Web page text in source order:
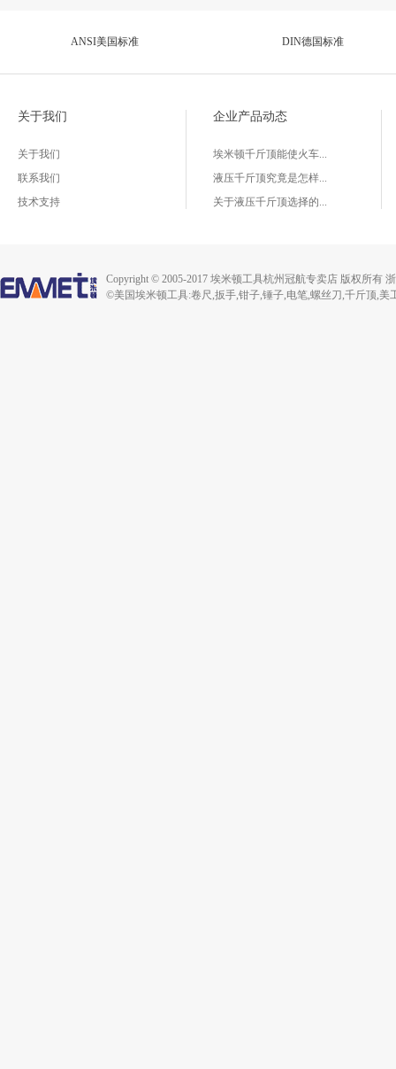
ANSI美国标准 DIN德国标准
关于我们
关于我们
联系我们
技术支持
企业产品动态
埃米顿千斤顶能使火车...
液压千斤顶究竟是怎样...
关于液压千斤顶选择的...
Copyright © 2005-2017 埃米顿工具杭州冠航专卖店 版权所有
©美国埃米顿工具:卷尺,扳手,钳子,锤子,电笔,螺丝刀,千斤顶,